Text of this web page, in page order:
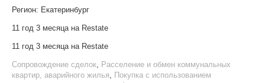
Регион: Екатеринбург
11 год 3 месяца на Restate
11 год 3 месяца на Restate
Сопровождение сделок Расселение и обмен коммунальных
квартир, аварийного жилья
Покупка с использованием